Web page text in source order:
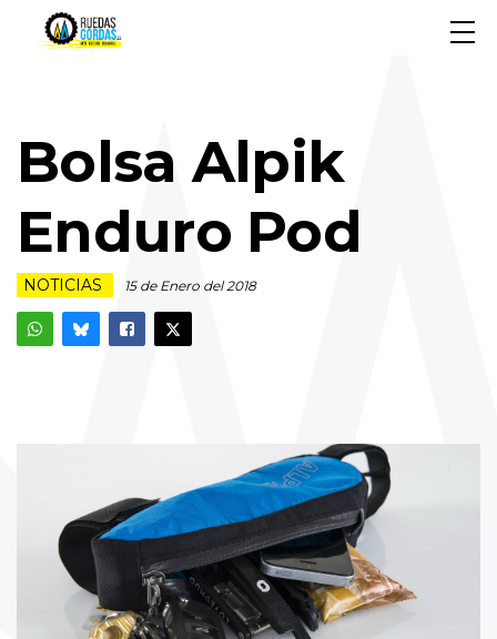
Bolsa Alpik
Enduro Pod
NOTICIAS 15 de Enero del 2018